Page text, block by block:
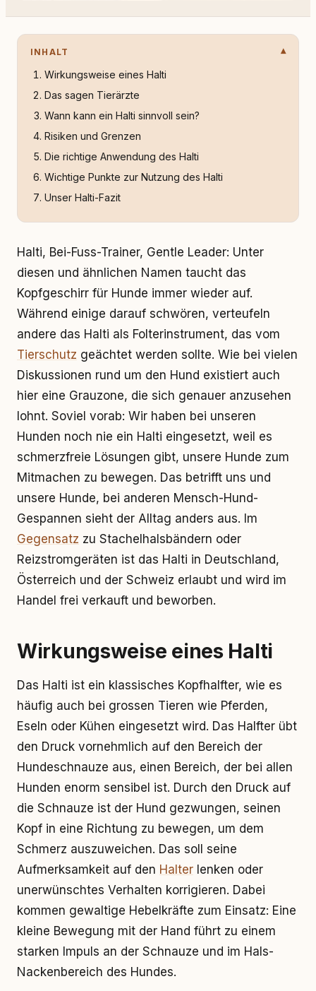
INHALT
Wirkungsweise eines Halti
Das sagen Tierärzte
Wann kann ein Halti sinnvoll sein?
Risiken und Grenzen
Die richtige Anwendung des Halti
Wichtige Punkte zur Nutzung des Halti
Unser Halti-Fazit
Halti, Bei-Fuss-Trainer, Gentle Leader: Unter
diesen und ähnlichen Namen taucht das
Kopfgeschirr für Hunde immer wieder auf.
Während einige darauf schwören, verteufeln
andere das Halti als Folterinstrument, das vom
Tierschutz geächtet werden sollte. Wie bei vielen
Diskussionen rund um den Hund existiert auch
hier eine Grauzone, die sich genauer anzusehen
lohnt. Soviel vorab: Wir haben bei unseren
Hunden noch nie ein Halti eingesetzt, weil es
schmerzfreie Lösungen gibt, unsere Hunde zum
Mitmachen zu bewegen. Das betrifft uns und
unsere Hunde, bei anderen Mensch-Hund-
Gespannen sieht der Alltag anders aus. Im
Gegensatz zu Stachelhalsbändern oder
Reizstromgeräten ist das Halti in Deutschland,
Österreich und der Schweiz erlaubt und wird im
Handel frei verkauft und beworben.
Wirkungsweise eines Halti
Das Halti ist ein klassisches Kopfhalfter, wie es
häufig auch bei grossen Tieren wie Pferden,
Eseln oder Kühen eingesetzt wird. Das Halfter übt
den Druck vornehmlich auf den Bereich der
Hundeschnauze aus, einen Bereich, der bei allen
Hunden enorm sensibel ist. Durch den Druck auf
die Schnauze ist der Hund gezwungen, seinen
Kopf in eine Richtung zu bewegen, um dem
Schmerz auszuweichen. Das soll seine
Aufmerksamkeit auf den Halter lenken oder
unerwünschtes Verhalten korrigieren. Dabei
kommen gewaltige Hebelkräfte zum Einsatz: Eine
kleine Bewegung mit der Hand führt zu einem
starken Impuls an der Schnauze und im Hals-
Nackenbereich des Hundes.